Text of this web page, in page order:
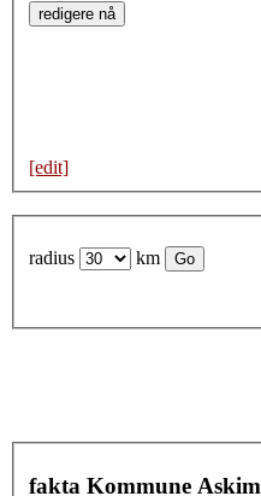
[edit]
radius km
fakta Kommune Askim